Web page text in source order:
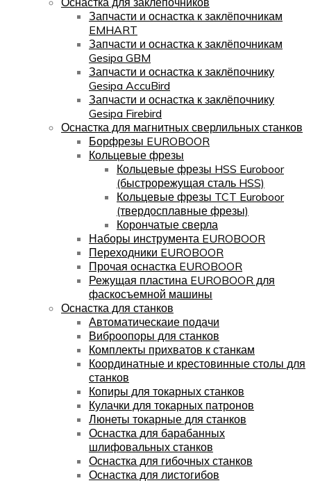
Запчасти и оснастка к заклёпочникам
EMHART
Запчасти и оснастка к заклёпочникам
Gesipa GBM
Запчасти и оснастка к заклёпочнику
Gesipa AccuBird
Запчасти и оснастка к заклёпочнику
Gesipa Firebird
Оснастка для магнитных сверлильных станков
Борфрезы EUROBOOR
Кольцевые фрезы
Кольцевые фрезы HSS Euroboor
(быстрорежущая сталь HSS)
Кольцевые фрезы TCT Euroboor
(твердосплавные фрезы)
Корончатые сверла
Наборы инструмента EUROBOOR
Переходники EUROBOOR
Прочая оснастка EUROBOOR
Режущая пластина EUROBOOR для
фаскосъемной машины
Оснастка для станков
Автоматическаие подачи
Виброопоры для станков
Комплекты прихватов к станкам
Координатные и крестовинные столы для
станков
Копиры для токарных станков
Кулачки для токарных патронов
Люнеты токарные для станков
Оснастка для барабанных
шлифовальных станков
Оснастка для гибочных станков
Оснастка для листогибов